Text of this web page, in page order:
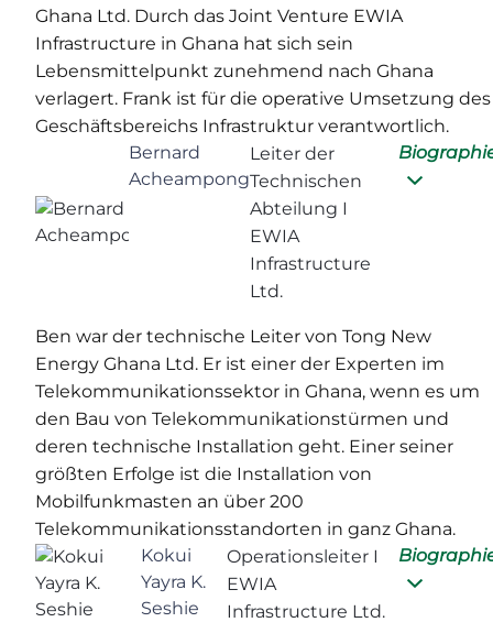
Ghana Ltd. Durch das Joint Venture EWIA
Infrastructure in Ghana hat sich sein
Lebensmittelpunkt zunehmend nach Ghana
verlagert. Frank ist für die operative Umsetzung des
Geschäftsbereichs Infrastruktur verantwortlich.
Bernard
Acheampong
Leiter der
Technischen
Abteilung I
EWIA
Infrastructure
Ltd.
Ben war der technische Leiter von Tong New
Energy Ghana Ltd. Er ist einer der Experten im
Telekommunikationssektor in Ghana, wenn es um
den Bau von Telekommunikationstürmen und
deren technische Installation geht. Einer seiner
größten Erfolge ist die Installation von
Mobilfunkmasten an über 200
Telekommunikationsstandorten in ganz Ghana.
Kokui
Yayra K.
Seshie
Operationsleiter I
EWIA
Infrastructure Ltd.